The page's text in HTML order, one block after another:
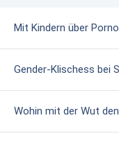
Mit Kindern über
Gender-Klischess bei
Wohin mit der Wut